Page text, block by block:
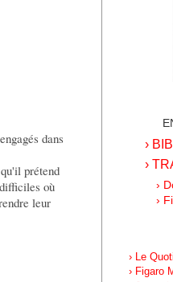
dans
prétend
où
leur
›
›
›
›
› Le
› Figaro